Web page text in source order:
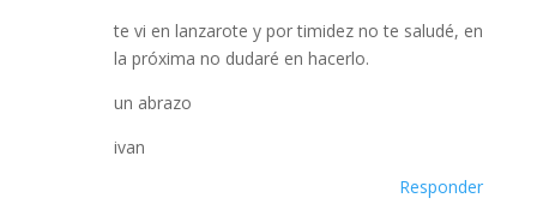
te vi en lanzarote y por timidez no te saludé, en
la próxima no dudaré en hacerlo.
un abrazo
ivan
Responder